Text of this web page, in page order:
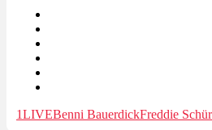
1LIVEBenni BauerdickFreddie